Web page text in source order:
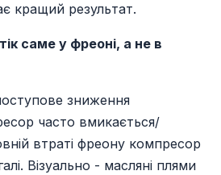
кращий результат.
саме у фреоні, а не в
зниження
часто вмикається/
втраті фреону компресор
Візуально - масляні плями